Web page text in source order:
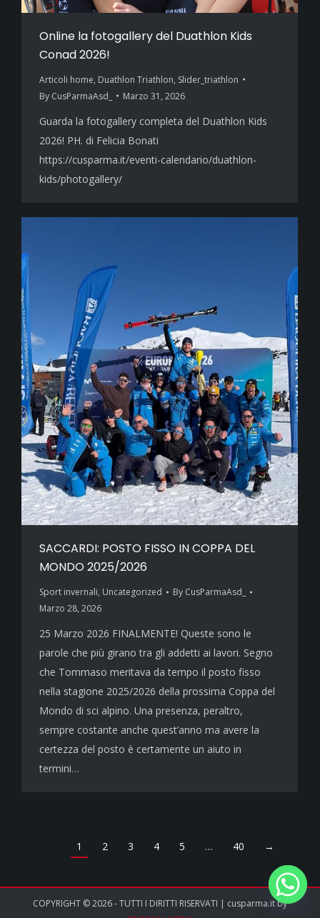
Online la fotogallery del Duathlon Kids
Conad 2026!
Articoli home, Duathlon Triathlon, Slider_triathlon
By CusParmaAsd_ Marzo 31, 2026
Guarda la fotogallery completa del Duathlon Kids
2026! PH. di Felicia Bonati
https://cusparma.it/eventi-calendario/duathlon-
kids/photogallery/
SACCARDI: POSTO FISSO IN COPPA DEL
MONDO 2025/2026
Sport invernali, Uncategorized By CusParmaAsd_
Marzo 28, 2026
25 Marzo 2026 FINALMENTE! Queste sono le
parole che più girano tra gli addetti ai lavori. Segno
che Tommaso meritava da tempo il posto fisso
nella stagione 2025/2026 della prossima Coppa del
Mondo di sci alpino. Una presenza, peraltro,
sempre costante anche quest’anno ma avere la
certezza del posto è certamente un aiuto in
termini…
1 2 3 4 5 … 40 →
COPYRIGHT © 2026 - TUTTI I DIRITTI RISERVATI | cusparma.it by